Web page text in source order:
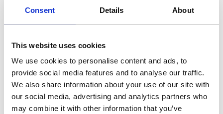
Consent Details About
This website uses cookies
We use cookies to personalise content and ads, to
provide social media features and to analyse our traffic.
We also share information about your use of our site with
our social media, advertising and analytics partners who
may combine it with other information that you’ve
La legge A.C. 107-B rappresenta un passo avanti nel sostegno
partecipazione di capitali privati, accelerando lo sviluppo di
nuove imprese e sostenendo settori chiave per l’economia
del Paese. Con l’introduzione di agevolazioni fiscali e
l’ampliamento delle opzioni di investimento, si aprono
prospettive promettenti per il futuro dell’innovazione in Italia.